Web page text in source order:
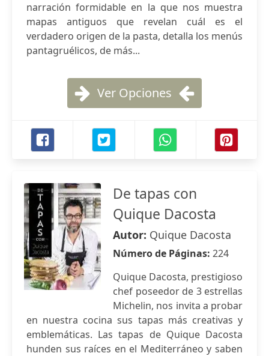
narración formidable en la que nos muestra
mapas antiguos que revelan cuál es el
verdadero origen de la pasta, detalla los menús
pantagruélicos, de más...
Ver Opciones
De tapas con
Quique Dacosta
Autor: Quique Dacosta
Número de Páginas: 224
Quique Dacosta, prestigioso
chef poseedor de 3 estrellas
Michelin, nos invita a probar
en nuestra cocina sus tapas más creativas y
emblemáticas. Las tapas de Quique Dacosta
hunden sus raíces en el Mediterráneo y saben